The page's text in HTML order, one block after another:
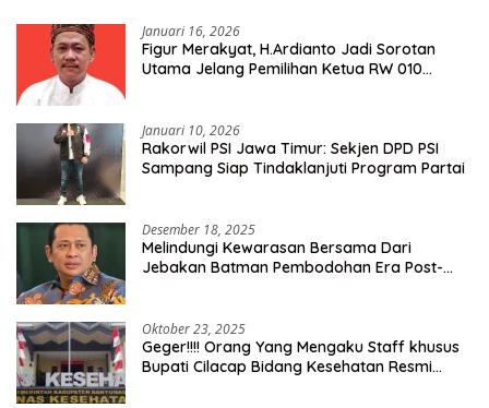
Januari 16, 2026
Figur Merakyat, H.Ardianto Jadi Sorotan
Utama Jelang Pemilihan Ketua RW 010
Januari 10, 2026
Rakorwil PSI Jawa Timur: Sekjen DPD PSI
Sampang Siap Tindaklanjuti Program Partai
Desember 18, 2025
Melindungi Kewarasan Bersama Dari
Jebakan Batman Pembodohan Era Post-
Oktober 23, 2025
Geger!!!! Orang Yang Mengaku Staff khusus
Bupati Cilacap Bidang Kesehatan Resmi